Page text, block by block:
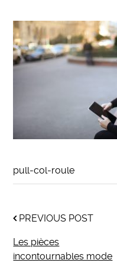
pull-col-roule
PREVIOUS POST
Les pièces
incontournables mode